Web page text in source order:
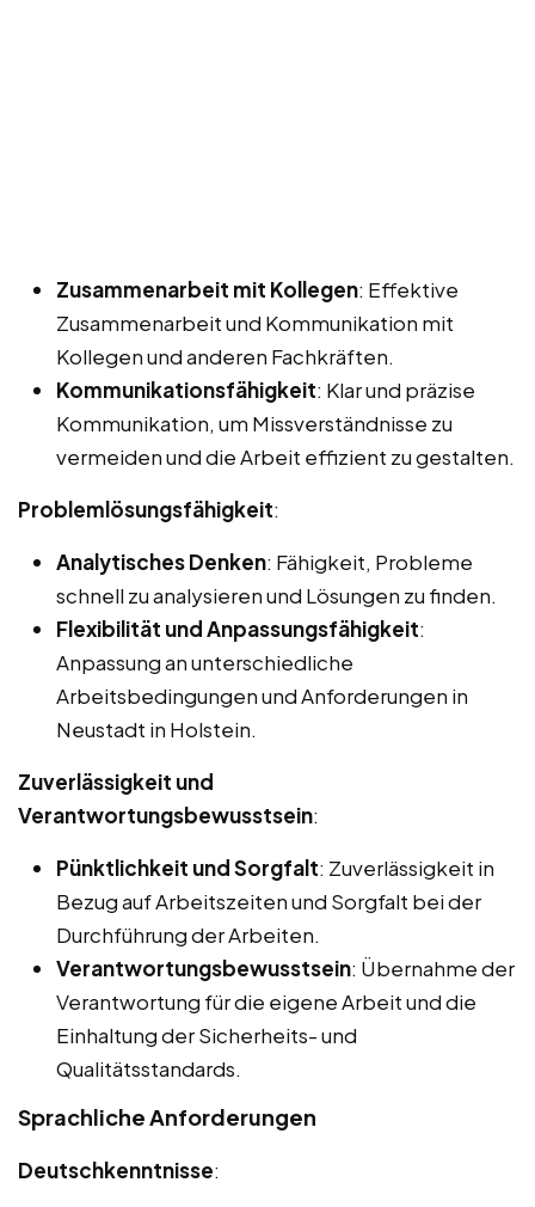
Zusammenarbeit mit Kollegen: Effektive
Zusammenarbeit und Kommunikation mit
Kollegen und anderen Fachkräften.
Kommunikationsfähigkeit: Klar und präzise
Kommunikation, um Missverständnisse zu
vermeiden und die Arbeit effizient zu gestalten.
Problemlösungsfähigkeit:
Analytisches Denken: Fähigkeit, Probleme
schnell zu analysieren und Lösungen zu finden.
Flexibilität und Anpassungsfähigkeit:
Anpassung an unterschiedliche
Arbeitsbedingungen und Anforderungen in
Neustadt in Holstein.
Zuverlässigkeit und
Verantwortungsbewusstsein:
Pünktlichkeit und Sorgfalt: Zuverlässigkeit in
Bezug auf Arbeitszeiten und Sorgfalt bei der
Durchführung der Arbeiten.
Verantwortungsbewusstsein: Übernahme der
Verantwortung für die eigene Arbeit und die
Einhaltung der Sicherheits- und
Qualitätsstandards.
Sprachliche Anforderungen
Deutschkenntnisse: